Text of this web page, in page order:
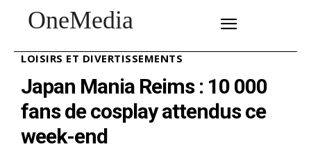
OneMedia
LOISIRS ET DIVERTISSEMENTS
Japan Mania Reims : 10 000
fans de cosplay attendus ce
week-end